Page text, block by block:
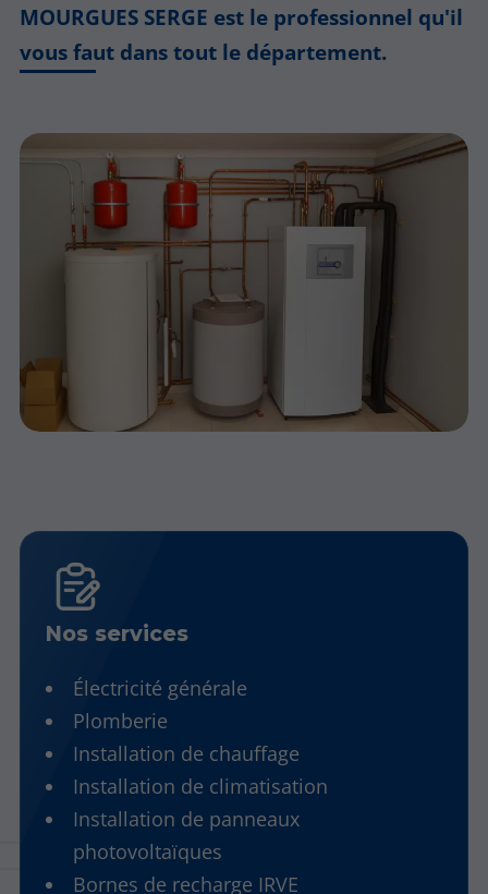
MOURGUES SERGE est le professionnel qu'il
vous faut dans tout le département.
Nos services
Électricité générale
Plomberie
Installation de chauffage
Installation de climatisation
Installation de panneaux
photovoltaïques
Bornes de recharge IRVE